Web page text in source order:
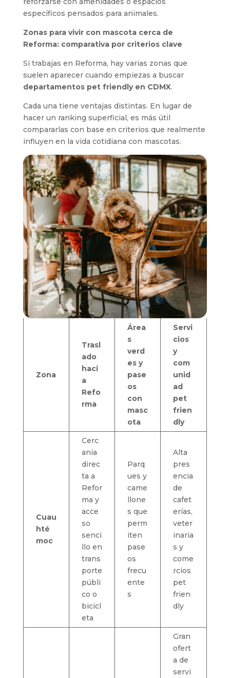
específicos pensados para animales.
Zonas para vivir con mascota cerca de
Reforma: comparativa por criterios clave
Si trabajas en Reforma, hay varias zonas que
suelen aparecer cuando empiezas a buscar
departamentos pet friendly en CDMX.
Cada una tiene ventajas distintas. En lugar de
hacer un ranking superficial, es más útil
compararlas con base en criterios que realmente
influyen en la vida cotidiana con mascotas.
Zona
Trasl
ado
haci
a
Refo
rma
Área
s
verd
es y
pase
os
con
masc
ota
Servi
cios
y
com
unid
ad
pet
frien
dly
Cuau
hté
moc
Cerc
anía
direc
ta a
Refor
ma y
acce
so
senci
llo en
trans
porte
públi
co o
bicicl
eta
Parq
ues y
came
llone
s que
perm
iten
pase
os
frecu
ente
s
Alta
pres
encia
de
cafet
erías,
veter
inaria
s y
come
rcios
pet
frien
dly
Gran
ofert
a de
servi